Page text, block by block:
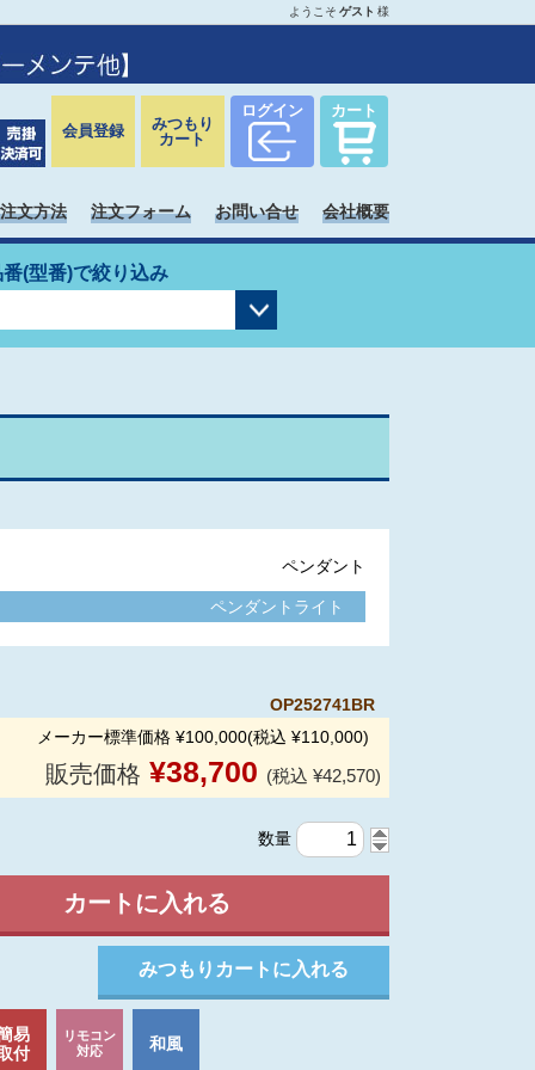
ようこそ ゲスト 様
会員登録
みつもり
カート
ログイン カート
文方法 注文フォーム お問い合せ 会社概要
番(型番)で絞り込み
ペンダント
ペンダントライト
OP252741BR
メーカー標準価格 ¥100,000(税込 ¥110,000)
販売価格 ¥38,700 (税込 ¥42,570)
数量
易
付
リモコン
対応
和風